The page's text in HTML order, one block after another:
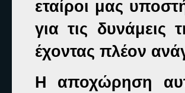
εταίροι μας
για τις
έχοντας πλέον
H αποχώρηση